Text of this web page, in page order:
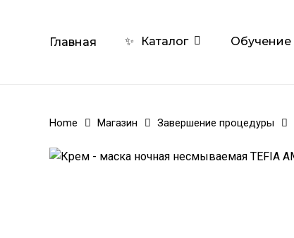
Главная ✨ Каталог Обучение
Home Магазин Завершение процедуры